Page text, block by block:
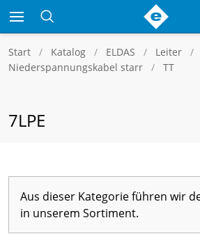
Start Katalog ELDAS
Leiter
Niederspannungskabel starr
TT
7LPE
Aus dieser Kategorie führen wir
in unserem Sortiment.